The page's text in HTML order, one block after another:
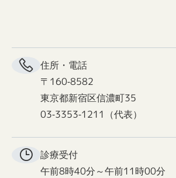
住所・電話
〒160-8582
東京都新宿区信濃町35
03-3353-1211（代表）
診療受付
午前8時40分～午前11時00分